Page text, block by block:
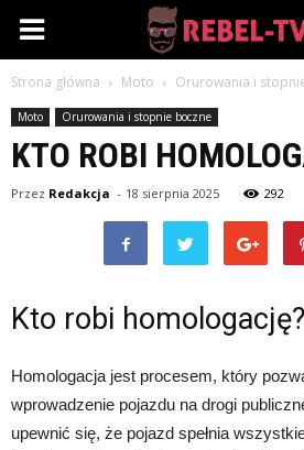
Rebel-
Strona główna Moto Orurowania i
Moto Orurowania i stopnie boczne
KTO ROBI
Przez Redakcja - 18 sierpnia 2025 292
Kto robi homologację?
Homologacja jest procesem, który
wprowadzenie pojazdu na drogi
upewnić się, że pojazd spełnia